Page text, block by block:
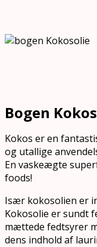
Bogen
Kokos er en
og utallige
En vaskeægte
foods!
Især kokosolien er
Kokosolie er sundt
mættede fedtsyrer
dens indhold af